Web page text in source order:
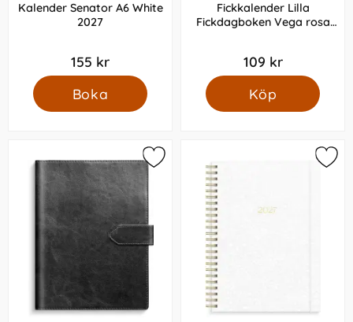
Kalender Senator A6 White
2027
155 kr
Boka
Fickkalender Lilla
Fickdagboken Vega rosa
109 kr
Köp